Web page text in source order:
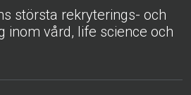
största rekryterings- och
inom vård, life science och